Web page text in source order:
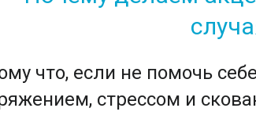
что, если не помочь
стрессом и